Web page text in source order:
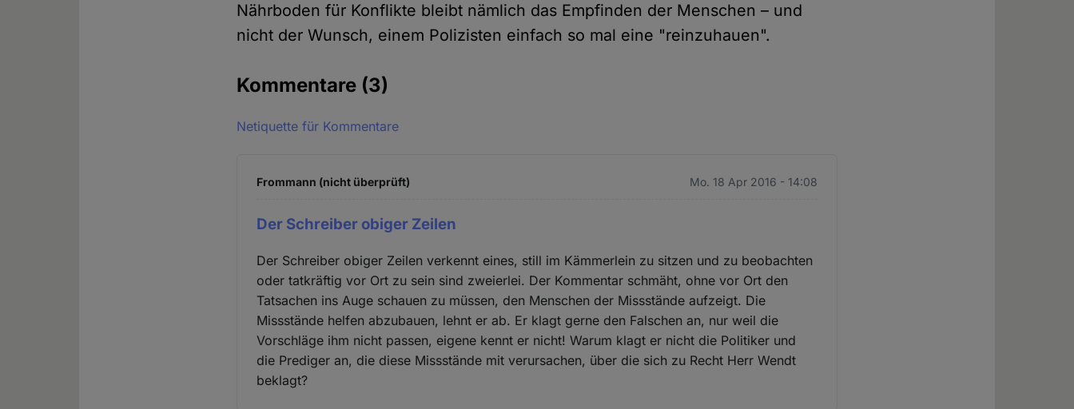
Nährboden für Konflikte bleibt nämlich das Empfinden der Menschen – und
nicht der Wunsch, einem Polizisten einfach so mal eine "reinzuhauen".
Kommentare (3)
Netiquette für Kommentare
Frommann (nicht überprüft) Mo. 18 Apr 2016 - 14:08
Der Schreiber obiger Zeilen
Der Schreiber obiger Zeilen verkennt eines, still im Kämmerlein zu sitzen und zu beobachten
oder tatkräftig vor Ort zu sein sind zweierlei. Der Kommentar schmäht, ohne vor Ort den
Tatsachen ins Auge schauen zu müssen, den Menschen der Missstände aufzeigt. Die
Missstände helfen abzubauen, lehnt er ab. Er klagt gerne den Falschen an, nur weil die
Vorschläge ihm nicht passen, eigene kennt er nicht! Warum klagt er nicht die Politiker und
die Prediger an, die diese Missstände mit verursachen, über die sich zu Recht Herr Wendt
beklagt?